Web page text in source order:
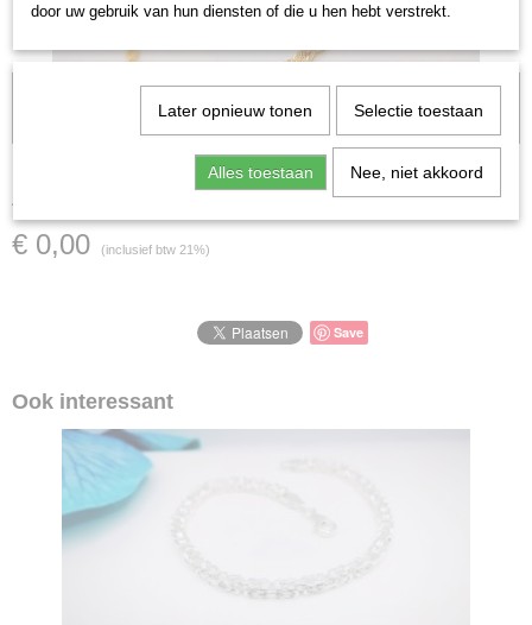
verkocht; in dat geval nemen wij contact met u op.
ARG2075
€ 0,00 (inclusief btw 21%)
Save
Ook interessant
door uw gebruik van hun diensten of die u hen hebt verstrekt.
Later opnieuw tonen Selectie toestaan
Alles toestaan Nee, niet akkoord